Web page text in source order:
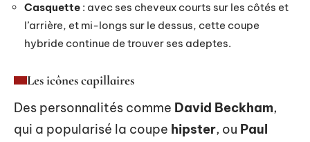
Casquette : avec ses cheveux courts sur les côtés et
l’arrière, et mi-longs sur le dessus, cette coupe
hybride continue de trouver ses adeptes.
Les icônes capillaires
Des personnalités comme David Beckham,
qui a popularisé la coupe hipster, ou Paul